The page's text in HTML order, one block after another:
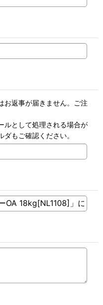
お返事が届きません。ご注
ルとして処理される場合が
もご確認ください。